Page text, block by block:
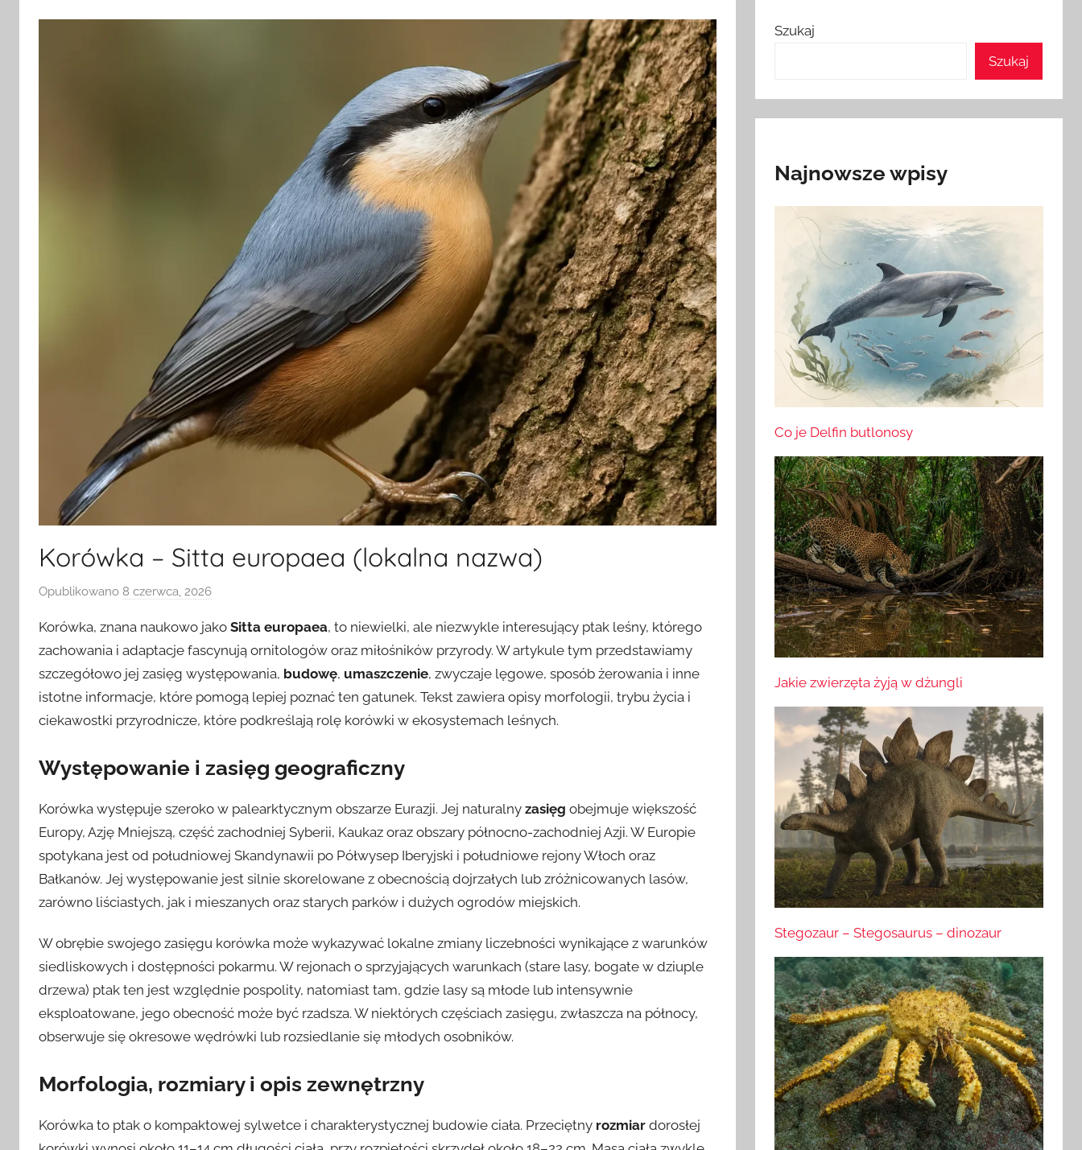
Korówka – Sitta europaea (lokalna nazwa)
Opublikowano 8 czerwca, 2026
z
e
z
Korówka, znana naukowo jako Sitta europaea, to niewielki, ale niezwykle interesujący ptak leśny, którego
zachowania i adaptacje fascynują ornitologów oraz miłośników przyrody. W artykule tym przedstawiamy
szczegółowo jej zasięg występowania, budowę, umaszczenie, zwyczaje lęgowe, sposób żerowania i inne
istotne informacje, które pomogą lepiej poznać ten gatunek. Tekst zawiera opisy morfologii, trybu życia i
ciekawostki przyrodnicze, które podkreślają rolę korówki w ekosystemach leśnych.
Występowanie i zasięg geograficzny
Korówka występuje szeroko w palearktycznym obszarze Eurazji. Jej naturalny zasięg obejmuje większość
Europy, Azję Mniejszą, część zachodniej Syberii, Kaukaz oraz obszary północno-zachodniej Azji. W Europie
spotykana jest od południowej Skandynawii po Półwysep Iberyjski i południowe rejony Włoch oraz
Bałkanów. Jej występowanie jest silnie skorelowane z obecnością dojrzałych lub zróżnicowanych lasów,
zarówno liściastych, jak i mieszanych oraz starych parków i dużych ogrodów miejskich.
W obrębie swojego zasięgu korówka może wykazywać lokalne zmiany liczebności wynikające z warunków
siedliskowych i dostępności pokarmu. W rejonach o sprzyjających warunkach (stare lasy, bogate w dziuple
drzewa) ptak ten jest względnie pospolity, natomiast tam, gdzie lasy są młode lub intensywnie
eksploatowane, jego obecność może być rzadsza. W niektórych częściach zasięgu, zwłaszcza na północy,
obserwuje się okresowe wędrówki lub rozsiedlanie się młodych osobników.
Morfologia, rozmiary i opis zewnętrzny
Korówka to ptak o kompaktowej sylwetce i charakterystycznej budowie ciała. Przeciętny rozmiar dorosłej
Szukaj
Szukaj
Najnowsze wpisy
Co je Delfin butlonosy
Jakie zwierzęta żyją w dżungli
Stegozaur – Stegosaurus – dinozaur